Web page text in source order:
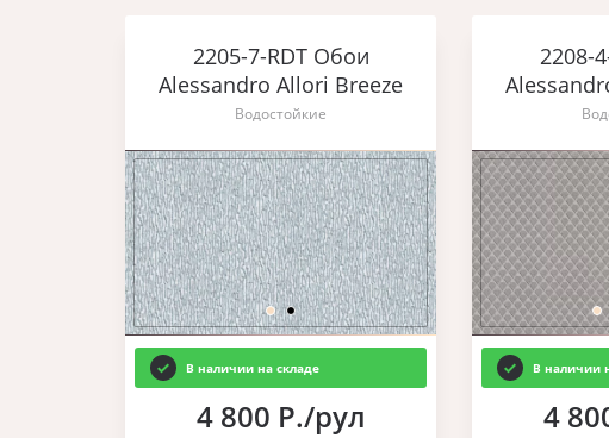
2205-7-RDT Обои
Alessandro Allori Breeze
Водостойкие
В наличии на складе
4 800 Р./рул
2208-
В наличии
4